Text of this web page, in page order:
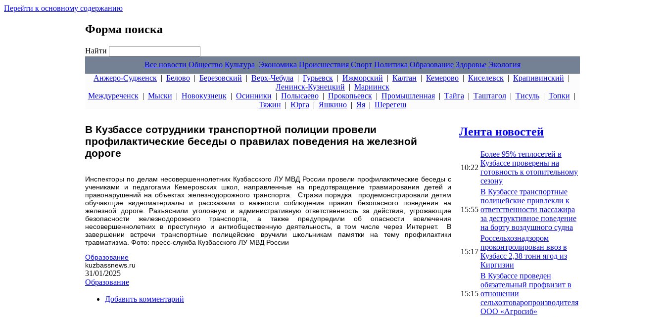
Перейти к основному содержанию
Форма поиска
Найти
Все новости Общество Культура Экономика Происшествия Спорт Политика Образование Здоровье Экология
Анжеро-Судженск | Белово | Березовский | Верх-Чебула | Гурьевск | Ижморский | Калтан | Кемерово | Киселевск | Крапивинский |
Ленинск-Кузнецкий | Мариинск
Междуреченск| Мыски | Новокузнецк| Осинники | Полысаево| Прокопьевск| Промышленная| Тайга | Таштагол| Тисуль| Топки |
Тяжин | Юрга | Яшкино | Яя | Шерегеш
В Кузбассе сотрудники транспортной полиции провели
профилактические беседы о правилах поведения на железной
дороге
Инспекторы по делам несовершеннолетних Кузбасского ЛУ МВД России провели профилактические беседы с
учениками и педагогами Кемеровских школ, направленные на предотвращение травмирования детей и
правонарушений на объектах железнодорожного транспорта. Стражи порядка продемонстрировали детям
обучающие видеоматериалы и рассказали о важности соблюдения правил безопасного поведения на
железной дороге. Разъяснили уголовную и административную ответственность за действия, угрожающие
безопасности железнодорожного транспорта, а также предупредили об опасности вовлечения
несовершеннолетних в преступную и антиобщественную деятельность, в том числе через Интернет. В
завершении встречи транспортные полицейские вручили школьникам памятки на тему профилактики
травматизма. Фото: пресс-служба Кузбасского ЛУ МВД России
Образование
kuzbassnews.ru
31/01/2025
Образование
Добавить комментарий
Лента новостей
10:22
Более 95% теплосетей в
Кузбассе проверены на
готовность к отопительному
сезону
15:55
В Кузбассе транспортные
полицейские привлекли к
ответственности пассажира
за деструктивное поведение
на борту воздушного судна
15:17
Россельхознадзором
проконтролирован ввоз в
Кузбасс 2,38 тонн ягод из
Киргизии
15:15
В Кузбассе проведен
обязательный профвизит в
отношении
сельхозтоваропроизводителя
ООО «Агросиб»